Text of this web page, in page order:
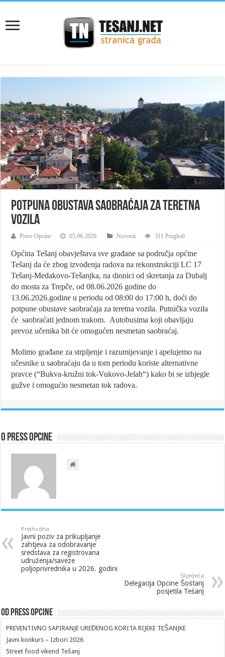
Potpuna obustava saobraćaja za teretna
vozila
Press Opcine 05.06.2026. Novosti 311 Pregledi
Općina Tešanj obavještava sve građane sa područja općine
Tešanj da će zbog izvođenja radova na rekonstrukciji LC 17
Tešanj-Medakovo-Tešanjka, na dionici od skretanja za Dubalj
do mosta za Trepče, od 08.06.2026 godine do
13.06.2026.godine u periodu od 08:00 do 17:00 h, doći do
potpune obustave saobraćaja za teretna vozila. Putnička vozila
će saobraćati jednom trakom. Autobusima koji obavljaju
prevoz učenika bit će omogućen nesmetan saobraćaj.
Molimo građane za strpljenje i razumijevanje i apelujemo na
učesnike u saobraćaju da u tom periodu koriste alternativne
pravce (“Bukva-kružni tok-Vukovo-Jelah“) kako bi se izbjegle
gužve i omogućio nesmetan tok radova.
O Press Opcine
Prethodna
Javni poziv za prikupljanje
zahtjeva za odobravanje
sredstava za registrovana
udruženja/saveze
poljoprivrednika u 2026. godini
Slijedeća
Delegacija Općine Šoštanj
posjetila Tešanj
Od Press Opcine
PREVENTIVNO SAPIRANJE UREĐENOG KORITA RIJEKE TEŠANJKE
Javni konkurs – Izbori 2026
Street food vikend Tešanj